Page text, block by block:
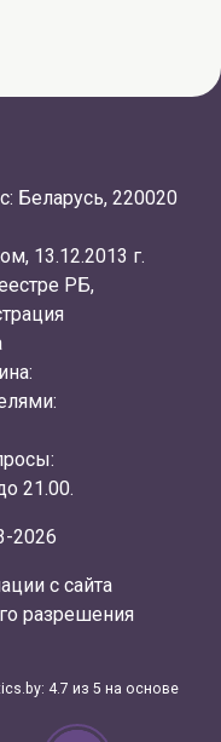
Беларусь, 220020
13.12.2013 г.
РБ,
21.00.
2026
с сайта
разрешения
: 4.7 из 5 на основе